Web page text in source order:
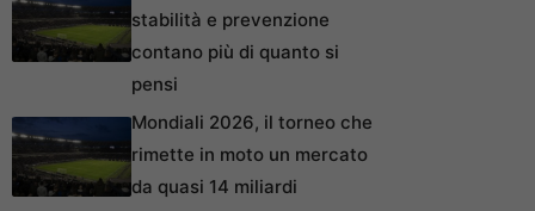
stabilità e prevenzione
contano più di quanto si
pensi
Mondiali 2026, il torneo che
rimette in moto un mercato
da quasi 14 miliardi